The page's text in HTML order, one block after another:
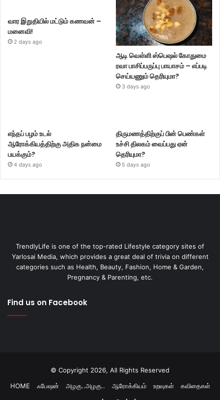
வார இறுதியில் மட்டும் கணவன் –
மனைவி!
2 days ago
ஆடி வெள்ளி ஸ்பெஷல் கோதுமை
ரவா பாசிப்பருப்பு பாயாசம் – எப்படி
செய்யணும் தெரியுமா?
3 days ago
எந்தப் பழம் உடல்
ஆரோக்கியத்திற்கு அதிக நன்மை
பயக்கும்?
4 days ago
திருமணத்திற்குப் பின் பெண்கள்
உச்சி திலகம் வைப்பது ஏன்
தெரியுமா?
5 days ago
TrendlyLife is one of the top-rated Lifestyle category sites of
Yarlosai Media, which provides a great deal of trivia on different
categories such as Health, Beauty, Fashion, Home & Garden,
Pregnancy & Parenting, etc.
Find us on Facebook
© Copyright 2026, All Rights Reserved
HOME
ஃபேஷன் அழகு..அழகு.. ஆரோக்கியம் உறவுகள்
கவிதைகள்